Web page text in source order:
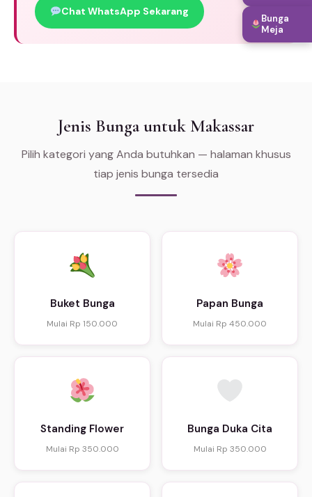
Chat WhatsApp Sekarang
Jenis Bunga untuk Makassar
Pilih kategori yang Anda butuhkan — halaman khusus
tiap jenis bunga tersedia
Buket Bunga
Mulai Rp 150.000
Papan Bunga
Mulai Rp 450.000
Standing Flower
Mulai Rp 350.000
Bunga Duka Cita
Mulai Rp 350.000
Bunga
Meja